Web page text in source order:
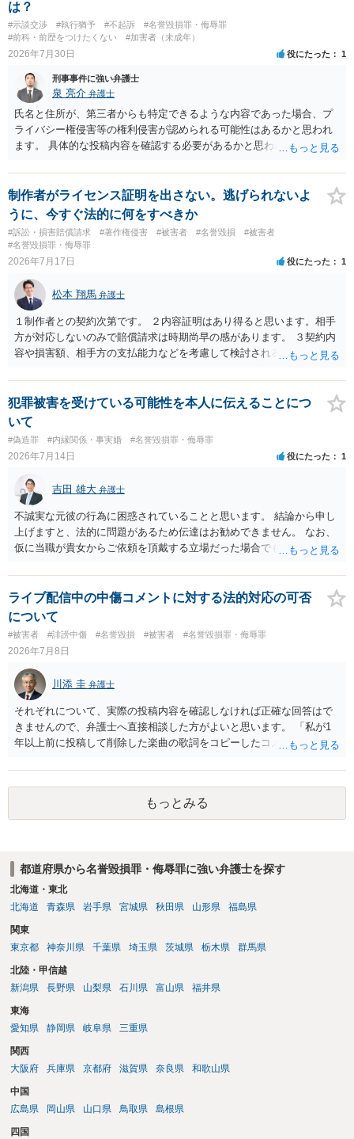
は？
#示談交渉 #執行猶予 #不起訴
#名誉毀損罪・侮辱罪
#前科・前歴をつけたくない
#加害者（未成年）
2026年7月30日 役にたった 1
刑事事件に強い弁護士
泉 亮介 弁護士
氏名と住所が、第三者からも特定できるような内容であった場合、プ
ライバシー権侵害等の権利侵害が認められる可能性はあるかと思われ
ます。 具体的な投稿内容を確認する必要があるかと思われますので、
でしょう。
制作者がライセンス証明を出さない。逃げられないよ
うに、今すぐ法的に何をすべきか
#訴訟・損害賠償請求 #著作権侵害 #被害者 #名誉毀損
#被害者
#名誉毀損罪・侮辱罪
2026年7月17日 役にたった 1
松本 翔馬 弁護士
１制作者との契約次第です。 ２内容証明はあり得ると思います。相手
方が対応しないのみで賠償請求は時期尚早の感があります。 ３契約内
容や損害額、相手方の支払能力などを考慮して検討されるとよいでし
求する場合もありますが、認められるのはごく一部です。 ５事案の詳
細な検討が必要です。遅延損害金の発生なども確認するとよいでしょ
う。 ６弁護士に窓口を一本化して、直接連絡を避けることも方法の一
つです。
犯罪被害を受けている可能性を本人に伝えることにつ
いて
#偽造罪 #内縁関係・事実婚 #名誉毀損罪・侮辱罪
2026年7月14日 役にたった 1
吉田 雄大 弁護士
不誠実な元彼の行為に困惑されていることと思います。 結論から申し
上げますと、法的に問題があるため伝達はお勧めできません。 なお、
仮に当職が貴女からご依頼を頂戴する立場だった場合でも、女性の夫
す。 文書偽造の事実を当該男性に伝達することは、事実上、妻が不倫
していたことを伝えるのと同じ効果をもちます。もちろん不倫はよく
ないことですが、それを別の方（とりわけ、女性にとって最も知られ
たくない相手である夫）に事実上であれ伝えることは別の法的問題
（プライバシー権侵害の問題）が発生します。
ライブ配信中の中傷コメントに対する法的対応の可否
について
#被害者 #誹謗中傷 #名誉毀損 #被害者 #名誉毀損罪・侮辱罪
2026年7月8日
川添 圭 弁護士
それぞれについて、実際の投稿内容を確認しなければ正確な回答はで
きませんので、弁護士へ直接相談した方がよいと思います。 「私が1
年以上前に投稿して削除した楽曲の歌詞をコピーしたコメント」とい
毀損の可能性がありますが、それ以外の意味であれば回答は変わりま
す。 「私が学生時代にいじられていた」ことは、単にそれだけでは権
利侵害とは言い難いところです（いじめの事実をアウティングされ
た、といった意味であれば権利侵害性が出てくる可能性はあります
もっとみる
都道府県から名誉毀損罪・侮辱罪に強い弁護士を探す
北海道・東北
北海道
青森県 岩手県 宮城県 秋田県 山形県 福島県
関東
東京都
神奈川県 千葉県 埼玉県 茨城県 栃木県 群馬県
北陸・甲信越
新潟県
長野県 山梨県 石川県 富山県 福井県
東海
愛知県
静岡県 岐阜県 三重県
関西
大阪府
兵庫県 京都府 滋賀県 奈良県 和歌山県
中国
広島県
岡山県 山口県 鳥取県 島根県
四国